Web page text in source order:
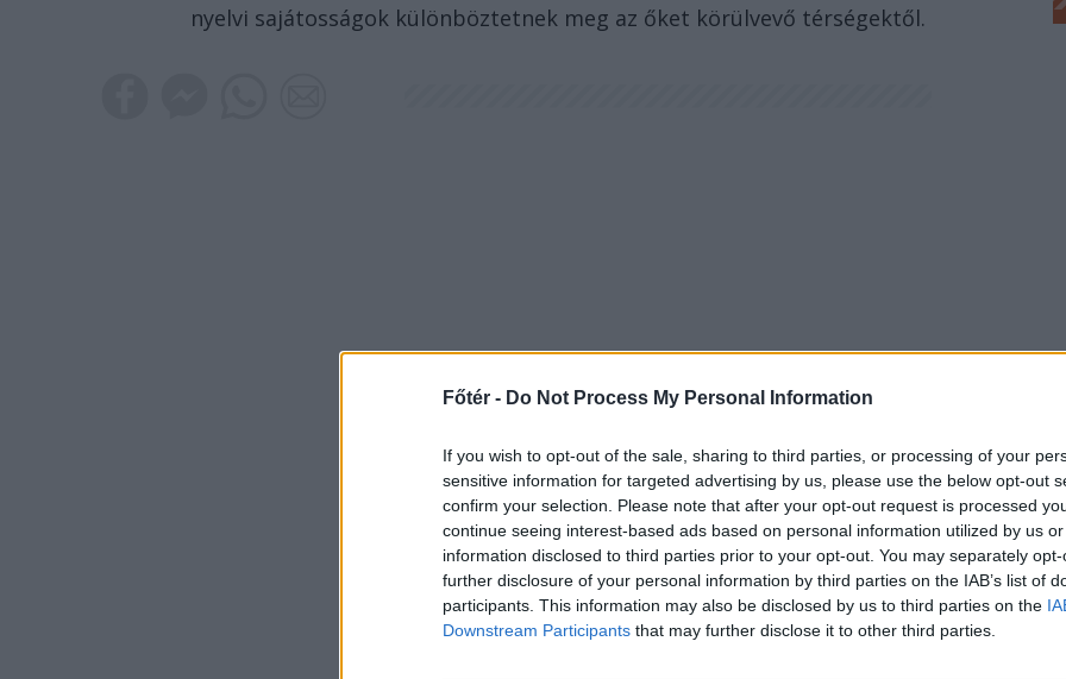
Főtér - Do Not Process My Personal Information
If you wish to opt-out of the sale, sharing to third parties, or processing of your
sensitive information for targeted advertising by us, please use the below opt-out
confirm your selection. Please note that after your opt-out request is processed
continue seeing interest-based ads based on personal information utilized by us
information disclosed to third parties prior to your opt-out. You may separately
further disclosure of your personal information by third parties on the IAB’s list of
participants. This information may also be disclosed by us to third parties on the
Downstream Participants that may further disclose it to other third parties.
nyelvi sajátosságok különböztetnek meg az őket körülvevő térségektől.